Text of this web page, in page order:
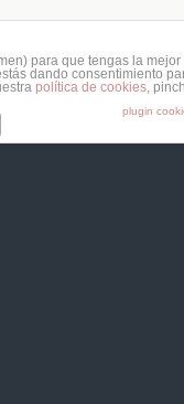
para que tengas la mejor
dando consentimiento
política de cookies,
plugin